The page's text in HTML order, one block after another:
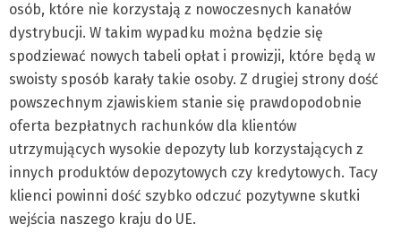
osób, które nie korzystają z nowoczesnych kanałów
dystrybucji. W takim wypadku można będzie się
spodziewać nowych tabeli opłat i prowizji, które będą w
swoisty sposób karały takie osoby. Z drugiej strony dość
powszechnym zjawiskiem stanie się prawdopodobnie
oferta bezpłatnych rachunków dla klientów
utrzymujących wysokie depozyty lub korzystających z
innych produktów depozytowych czy kredytowych. Tacy
klienci powinni dość szybko odczuć pozytywne skutki
wejścia naszego kraju do UE.